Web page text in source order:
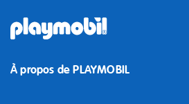
À propos de PLAYMOBIL